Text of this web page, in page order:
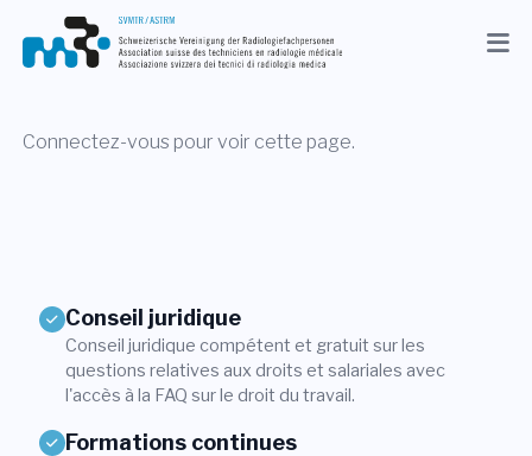
Actuel
Médias
Recherche
Connectez-vous pour voir cette page.
Conseil juridique
Conseil juridique compétent et gratuit sur les
questions relatives aux droits et salariales avec
l'accès à la FAQ sur le droit du travail.
Formations continues